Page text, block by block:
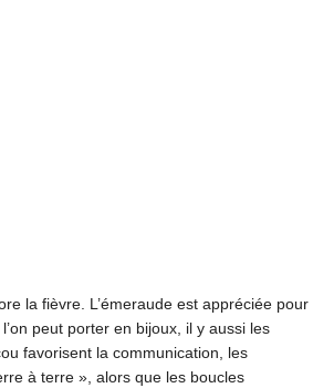
la fièvre. L’émeraude est appréciée pour
peut porter en bijoux, il y aussi les
favorisent la communication, les
à terre », alors que les boucles